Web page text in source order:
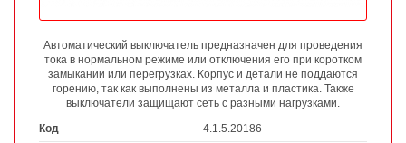
Автоматический выключатель предназначен для проведения
тока в нормальном режиме или отключения его при коротком
замыкании или перегрузках. Корпус и детали не поддаются
горению, так как выполнены из металла и пластика. Также
выключатели защищают сеть с разными нагрузками.
Код
4.1.5.20186